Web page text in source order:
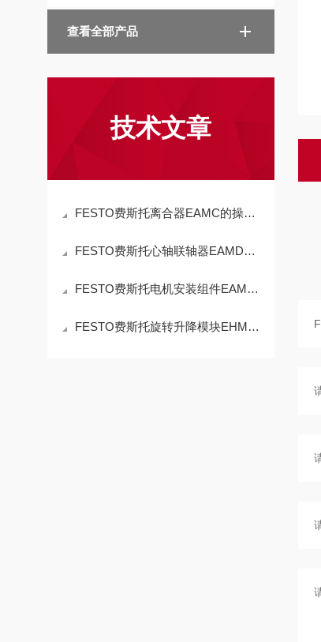
查看全部产品
技术文章
FESTO费斯托离合器EAMC的操作使用
FESTO费斯托心轴联轴器EAMD的操作使用
FESTO费斯托电机安装组件EAMM的特点
FESTO费斯托旋转升降模块EHMB的操作使用